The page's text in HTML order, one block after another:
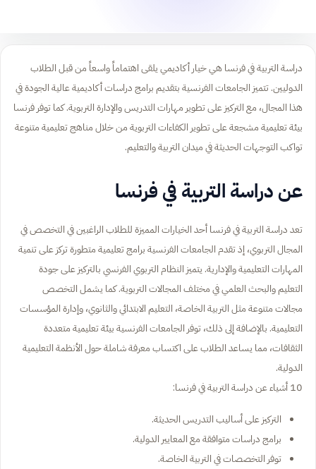
دراسة التربية في فرنسا هي خيار أكاديمي يلقى اهتماماً واسعاً من قبل الطلاب
الدوليين. تتميز الجامعات الفرنسية بتقديم برامج دراسات أكاديمية عالية الجودة في
هذا المجال، مع التركيز على تطوير مهارات التدريس والإدارة التربوية. كما توفر فرنسا
بيئة تعليمية مشجعة على تطوير الكفاءات التربوية من خلال مناهج تعليمية متنوعة
تواكب التوجهات الحديثة في ميدان التربية والتعليم.
عن دراسة التربية في فرنسا
تعد دراسة التربية في فرنسا أحد الخيارات المميزة للطلاب الراغبين في التخصص في
المجال التربوي، إذ تقدم الجامعات الفرنسية برامج تعليمية متطورة تركز على تنمية
المهارات التعليمية والإدارية. يتميز النظام التربوي الفرنسي بالتركيز على جودة
التعليم والبحث العلمي في مختلف المجالات التربوية. كما يشمل التخصص
مجالات متنوعة مثل التربية الخاصة، التعليم الابتدائي والثانوي، وإدارة المؤسسات
التعليمية. بالإضافة إلى ذلك، توفر الجامعات الفرنسية بيئة تعليمية متعددة
الثقافات، مما يساعد الطلاب على اكتساب معرفة شاملة حول الأنظمة التعليمية
الدولية.
10 أشياء عن دراسة التربية في فرنسا:
التركيز على أساليب التدريس الحديثة.
برامج دراسات متوافقة مع المعايير الدولية.
توفر التخصصات في التربية الخاصة.